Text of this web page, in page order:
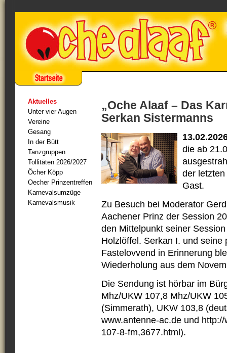
Aktuelles
Unter vier Augen
Vereine
Gesang
In der Bütt
Tanzgruppen
Tollitäten 2026/2027
Öcher Köpp
Oecher Prinzentreffen
Karnevalsumzüge
Karnevalsmusik
„Oche Alaaf – Das
Serkan Sistermanns
die ab
der
Gast.
Zu Besuch bei Moderator
Aachener Prinz der Session
den Mittelpunkt seiner
Holzlöffel. Serkan I. und
Fastelovvend in Erinnerung
Wiederholung aus dem
Die Sendung ist hörbar im
Mhz/UKW 107,8 Mhz/UKW
(Simmerath), UKW 103,8
www.antenne-ac.de und
107-8-fm,3677.html).